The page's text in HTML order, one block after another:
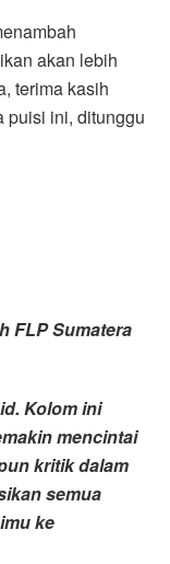
akan lebih
terima kasih
puisi ini, ditunggu
FLP Sumatera
Kolom ini
mencintai
kritik dalam
semua
ke